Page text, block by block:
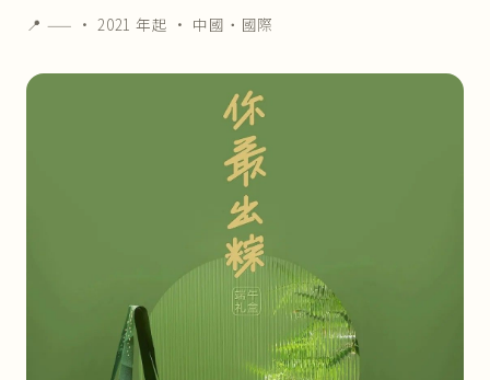
📍 —— · 2021 年起 · 中國・國際